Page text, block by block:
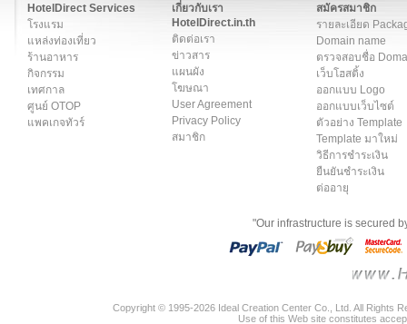
HotelDirect Services
โรงแรม
แหล่งท่องเที่ยว
ร้านอาหาร
กิจกรรม
เทศกาล
ศูนย์ OTOP
แพคเกจทัวร์
เกี่ยวกับเรา
HotelDirect.in.th
ติดต่อเรา
ข่าวสาร
แผนผัง
โฆษณา
User Agreement
Privacy Policy
สมาชิก
สมัครสมาชิก
รายละเอียด
Domain name
ตรวจสอบชื่อ
เว็บโฮสติ้ง
ออกแบบ Logo
ออกแบบเว็บไซต์
ตัวอย่าง Template
Template มาใหม่
วิธีการชำระเงิน
ยืนยันชำระเงิน
ต่ออายุ
"Our infrastructure is secured
Copyright © 1995-2026 Ideal Creation Center Co., Ltd. All Rights
Use of this Web site constitutes